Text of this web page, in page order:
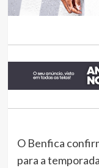
O Benfica
para a